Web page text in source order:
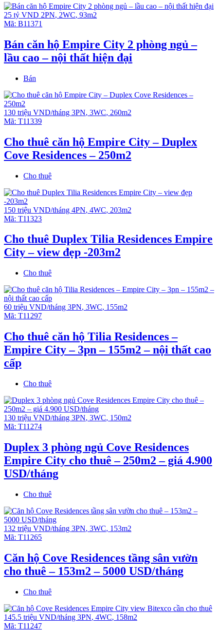
25 tỷ VND 2PN, 2WC, 93m2
Mã: B11371
Bán căn hộ Empire City 2 phòng ngủ –
lầu cao – nội thất hiện đại
Bán
130 triệu VND/tháng 3PN, 3WC, 260m2
Mã: T11339
Cho thuê căn hộ Empire City – Duplex
Cove Residences – 250m2
Cho thuê
150 triệu VND/tháng 4PN, 4WC, 203m2
Mã: T11323
Cho thuê Duplex Tilia Residences Empire
City – view đẹp -203m2
Cho thuê
60 triệu VND/tháng 3PN, 3WC, 155m2
Mã: T11297
Cho thuê căn hộ Tilia Residences –
Empire City – 3pn – 155m2 – nội thất cao
cấp
Cho thuê
130 triệu VND/tháng 3PN, 3WC, 150m2
Mã: T11274
Duplex 3 phòng ngủ Cove Residences
Empire City cho thuê – 250m2 – giá 4.900
USD/tháng
Cho thuê
132 triệu VND/tháng 3PN, 3WC, 153m2
Mã: T11265
Căn hộ Cove Residences tầng sân vườn
cho thuê – 153m2 – 5000 USD/tháng
Cho thuê
145.5 triệu VND/tháng 3PN, 4WC, 158m2
Mã: T11247